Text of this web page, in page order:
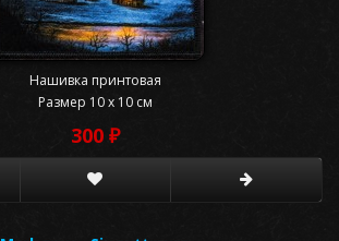
Нашивка принтовая
Размер 10 x 10 см
300 ₽